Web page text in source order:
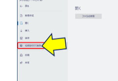
メニューバーの「キャンパス
キャンパス」を【オン】にする